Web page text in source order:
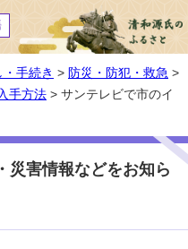
手続き > 防災・防犯・救急 >
手方法 > サンテレビで市のイ
災害情報などをお知ら